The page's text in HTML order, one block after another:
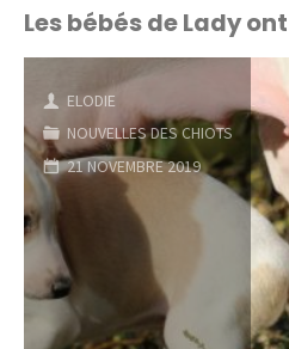
de
Martigues"
Les bébés de Lady
ELODIE
NOUVELLES DES CHIOTS
21 NOVEMBRE 2019